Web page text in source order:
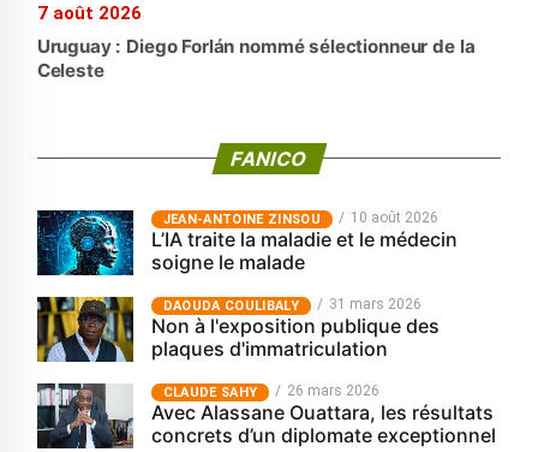
7 août 2026
Uruguay : Diego Forlán nommé sélectionneur de la
Celeste
FANICO
JEAN-ANTOINE ZINSOU 10 août 2026
L’IA traite la maladie et le médecin
soigne le malade
‎DAOUDA COULIBALY 31 mars 2026
Non à l'exposition publique des
plaques d'immatriculation
CLAUDE SAHY 26 mars 2026
Avec Alassane Ouattara, les résultats
concrets d’un diplomate exceptionnel